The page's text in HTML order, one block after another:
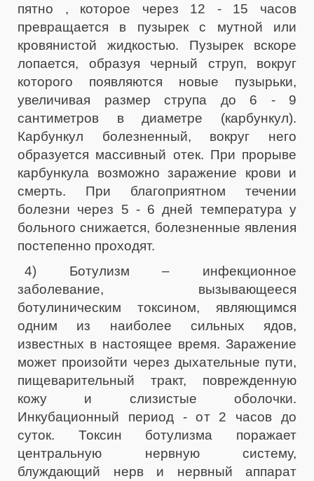
пятно , которое через 12 - 15 часов
превращается в пузырек с мутной или
кровянистой жидкостью. Пузырек вскоре
лопается, образуя черный струп, вокруг
которого появляются новые пузырьки,
увеличивая размер струпа до 6 - 9
сантиметров в диаметре (карбункул).
Карбункул болезненный, вокруг него
образуется массивный отек. При прорыве
карбункула возможно заражение крови и
смерть. При благоприятном течении
болезни через 5 - 6 дней температура у
больного снижается, болезненные явления
постепенно проходят.
4) Ботулизм – инфекционное
заболевание, вызывающееся
ботулиническим токсином, являющимся
одним из наиболее сильных ядов,
известных в настоящее время. Заражение
может произойти через дыхательные пути,
пищеварительный тракт, поврежденную
кожу и слизистые оболочки.
Инкубационный период - от 2 часов до
суток. Токсин ботулизма поражает
центральную нервную систему,
блуждающий нерв и нервный аппарат